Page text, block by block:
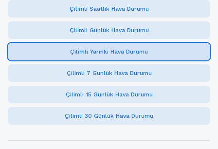
Çilimli Saatlik Hava Durumu
Çilimli Günlük Hava Durumu
Çilimli Yarınki Hava Durumu
Çilimli 7 Günlük Hava Durumu
Çilimli 15 Günlük Hava Durumu
Çilimli 30 Günlük Hava Durumu